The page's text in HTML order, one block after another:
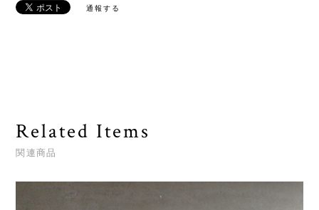
通報する
Related Items
関連商品